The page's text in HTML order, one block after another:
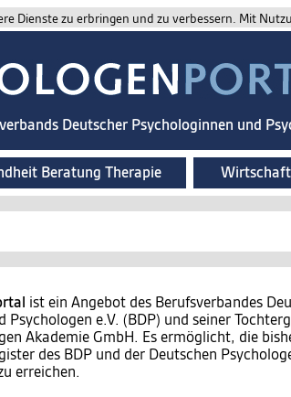
Dienste zu erbringen und zu verbessern. Mit
Deutscher Psychologinnen und
Beratung Therapie
ist ein Angebot des Berufsverbandes
Psychologen e.V. (BDP) und seiner
Akademie GmbH. Es ermöglicht, die
des BDP und der Deutschen
erreichen.